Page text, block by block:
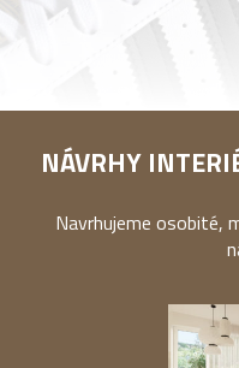
NÁVRHY
Navrhujeme osobité,